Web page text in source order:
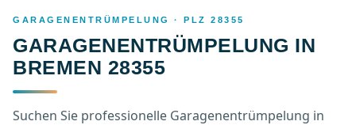
GARAGENENTRÜMPELUNG · PLZ 28355
GARAGENENTRÜMPELUNG IN
BREMEN 28355
Suchen Sie professionelle Garagenentrümpelung in